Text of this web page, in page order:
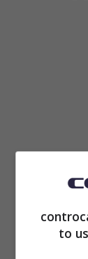
Diverso il
riuscita a
to